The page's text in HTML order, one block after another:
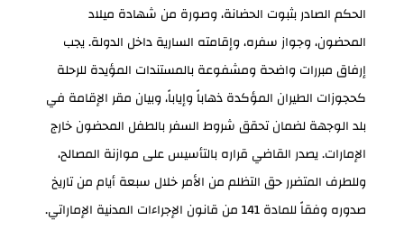
الحكم الصادر بثبوت الحضانة، وصورة من شهادة ميلاد
المحضون، وجواز سفره، وإقامته السارية داخل الدولة. يجب
إرفاق مبررات واضحة ومشفوعة بالمستندات المؤيدة للرحلة
كحجوزات الطيران المؤكدة ذهاباً وإياباً، وبيان مقر الإقامة في
بلد الوجهة لضمان تحقق شروط السفر بالطفل المحضون خارج
الإمارات. يصدر القاضي قراره بالتأسيس على موازنة المصالح،
وللطرف المتضرر حق التظلم من الأمر خلال سبعة أيام من تاريخ
صدوره وفقاً للمادة 141 من قانون الإجراءات المدنية الإماراتي.